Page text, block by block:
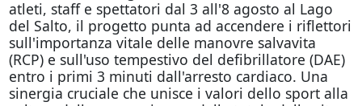
atleti, staff e spettatori dal 3 all'8 agosto al Lago
del Salto, il progetto punta ad accendere i riflettori
sull'importanza vitale delle manovre salvavita
(RCP) e sull'uso tempestivo del defibrillatore (DAE)
entro i primi 3 minuti dall'arresto cardiaco. Una
sinergia cruciale che unisce i valori dello sport alla